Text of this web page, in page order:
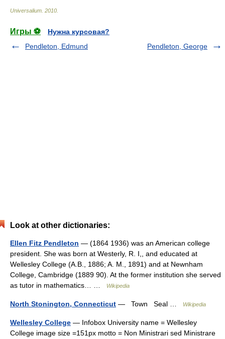
Universalium 2010
Игры ⚽
Нужна курсовая?
Pendleton, Edmund
Pendleton, George
Look at other dictionaries:
Ellen Fitz Pendleton — (1864 1936) was an American college
president. She was born at Westerly, R. I,, and educated at
Wellesley College (A.B., 1886; A. M., 1891) and at Newnham
College, Cambridge (1889 90). At the former institution she served
as tutor in mathematics… …
Wikipedia
North Stonington, Connecticut — Town Seal … Wikipedia
Wellesley College — Infobox University name = Wellesley
College image size =151px motto = Non Ministrari sed Ministrare